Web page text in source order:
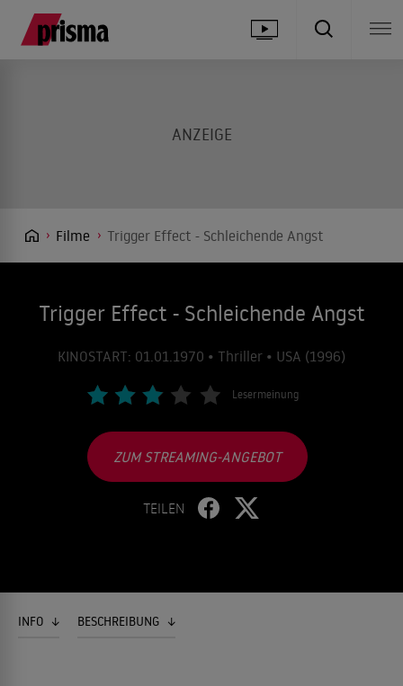
Filme Trigger Effect - Schleichende Angst
Trigger Effect - Schleichende Angst
KINOSTART: 01.01.1970 • Thriller • USA (1996)
Lesermeinung
ZUM STREAMING-ANGEBOT
TEILEN
INFO BESCHREIBUNG